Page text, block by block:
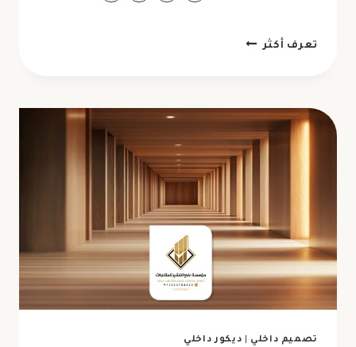
تعرف أكثر معلم
ابوظبي
ت:
0523754330
تشطيبات
ابوظبي
تصميم داخلي ديكور داخلي